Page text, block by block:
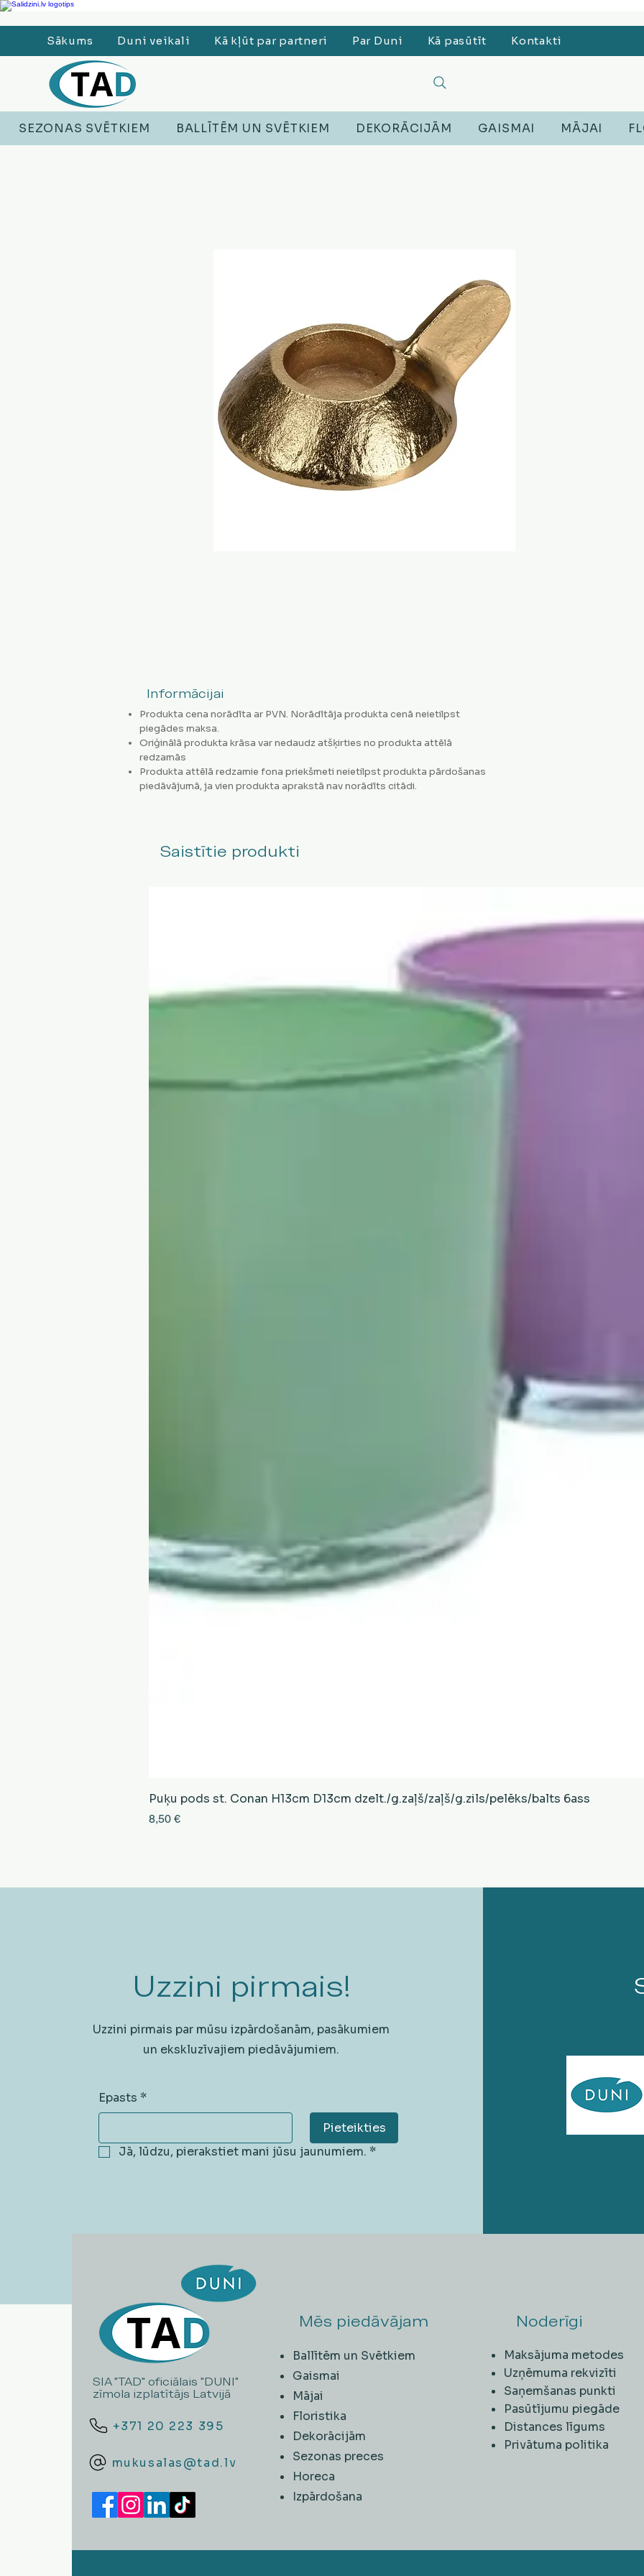
Ledusskapji, Sadzīves tehnika, Smaržas, Operatīvā atmiņa, Putekļu sūcēji, Lego, Austiņas
Sākums Duni veikali Kā kļūt par partneri Par Duni Kā pasūtīt Kontakti
SEZONAS SVĒTKIEM BALLĪTĒM UN SVĒTKIEM DEKORĀCIJĀM GAISMAI MĀJAI
Informācijai
Produkta cena norādīta ar PVN. Norādītāja produkta cenā neietilpst
piegādes maksa.
Oriģinālā produkta krāsa var nedaudz atšķirties no produkta attēlā
redzamās
Produkta attēlā redzamie fona priekšmeti neietilpst produkta pārdošanas
piedāvājumā, ja vien produkta aprakstā nav norādīts citādi.
Saistītie produkti
Ātrais skats
Puķu pods st. Conan H13cm D13cm dzelt./g.zaļš/zaļš/g.zils/pelēks/balts 6ass
Cena
8,50 €
Uzzini pirmais!
Uzzini pirmais par mūsu izpārdošanām, pasākumiem
un ekskluzīvajiem piedāvājumiem.
Epasts *
Pieteikties
Jā, lūdzu, pierakstiet mani jūsu jaunumiem. *
SIA "TAD" oficiālais "DUNI"
zīmola izplatītājs Latvijā
+371 20 223 395
mukusalas@tad.lv
Mēs piedāvājam
Ballītēm un Svētkiem
Gaismai
Mājai
Floristika
Dekorācijām
Sezonas preces
Horeca
​Izpārdošana
Noderīgi
Maksājuma metodes
Uzņēmuma rekvizīti
Saņemšanas punkti
Pasūtījumu piegāde
Distances līgums
Privātuma politika